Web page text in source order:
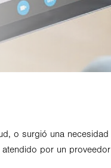
o surgió una
por un